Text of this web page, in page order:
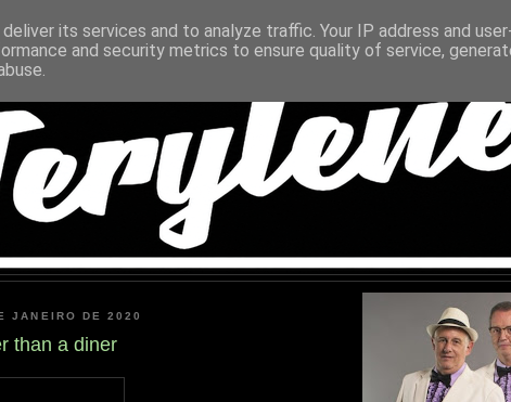
JANEIRO DE 2020
than a diner
its services and to analyze traffic. Your IP address and
and security metrics to ensure quality of service,